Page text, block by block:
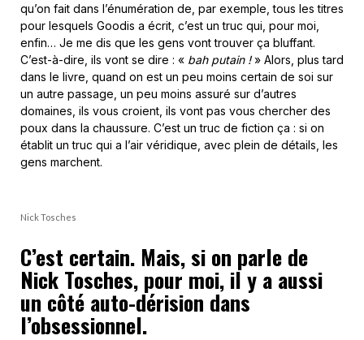
qu’on fait dans l’énumération de, par exemple, tous les titres
pour lesquels Goodis a écrit, c’est un truc qui, pour moi,
enfin… Je me dis que les gens vont trouver ça bluffant.
C’est-à-dire, ils vont se dire : « bah putain !» Alors, plus tard
dans le livre, quand on est un peu moins certain de soi sur
un autre passage, un peu moins assuré sur d’autres
domaines, ils vous croient, ils vont pas vous chercher des
poux dans la chaussure. C’est un truc de fiction ça : si on
établit un truc qui a l’air véridique, avec plein de détails, les
gens marchent.
Nick Tosches
C’est certain. Mais, si on parle de
Nick Tosches, pour moi, il y a aussi
un côté auto-dérision dans
l’obsessionnel.